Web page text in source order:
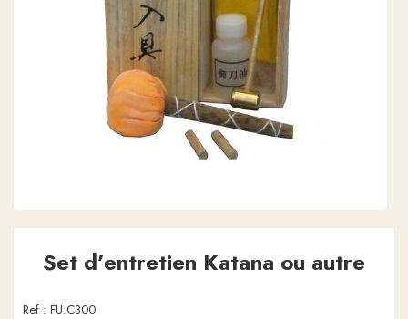
Set d’entretien Katana ou autre
Ref : FU.C300